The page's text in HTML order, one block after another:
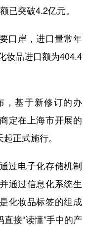
已突破4.2亿元。
岸，进口量常年
妆品进口额为404.4
基于新修订的办
定在上海市开展的
正式施行。
电子化存储机制
通过信息化系统生
化妆品标签的组成
接“读懂”手中的产